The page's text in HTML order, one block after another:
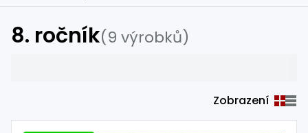
8. ročník(9 výrobků)
Zobrazení